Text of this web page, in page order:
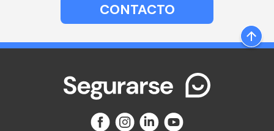
CONTACTO